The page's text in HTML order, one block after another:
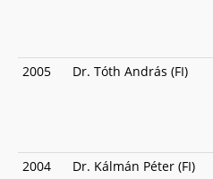
2005 Dr. Tóth András (FI)
2004 Dr. Kálmán Péter (FI)